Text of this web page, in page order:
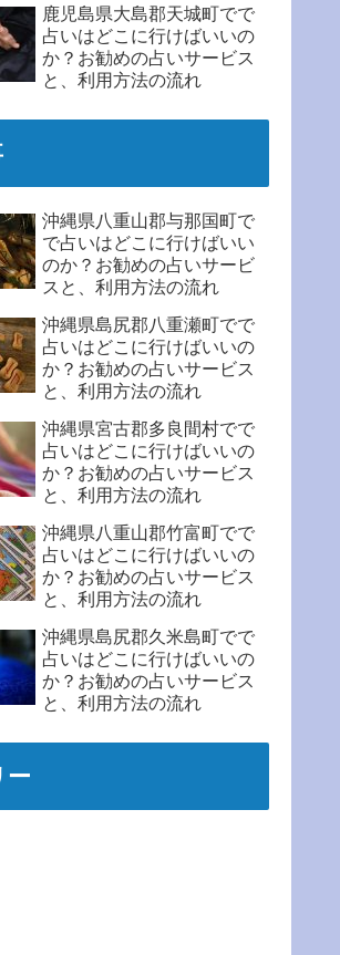
鹿児島県大島郡天城町でで
占いはどこに行けばいいの
か？お勧めの占いサービス
と、利用方法の流れ
沖縄県八重山郡与那国町で
で占いはどこに行けばいい
のか？お勧めの占いサービ
スと、利用方法の流れ
沖縄県島尻郡八重瀬町でで
占いはどこに行けばいいの
か？お勧めの占いサービス
と、利用方法の流れ
沖縄県宮古郡多良間村でで
占いはどこに行けばいいの
か？お勧めの占いサービス
と、利用方法の流れ
沖縄県八重山郡竹富町でで
占いはどこに行けばいいの
か？お勧めの占いサービス
と、利用方法の流れ
沖縄県島尻郡久米島町でで
占いはどこに行けばいいの
か？お勧めの占いサービス
と、利用方法の流れ
ー